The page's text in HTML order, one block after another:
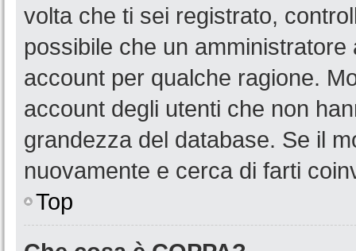
volta che ti sei registrato,
possibile che un
account per qualche ragione.
account degli utenti che non
grandezza del database. Se il
nuovamente e cerca di farti
Top